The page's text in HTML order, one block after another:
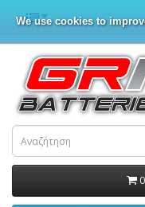
We use cookies to